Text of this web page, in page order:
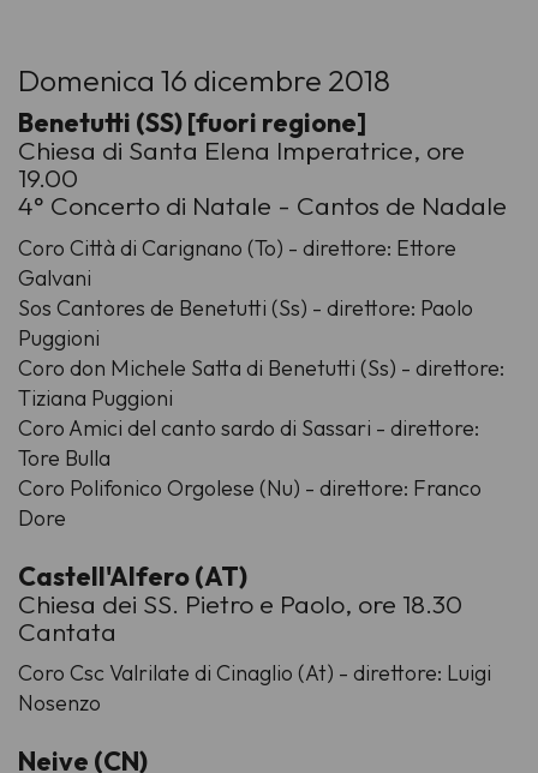
Domenica 16 dicembre 2018
Benetutti (SS) [fuori regione]
Chiesa di Santa Elena Imperatrice, ore
19.00
4° Concerto di Natale - Cantos de Nadale
Coro Città di Carignano (To) - direttore: Ettore
Galvani
Sos Cantores de Benetutti (Ss) - direttore: Paolo
Puggioni
Coro don Michele Satta di Benetutti (Ss) - direttore:
Tiziana Puggioni
Coro Amici del canto sardo di Sassari - direttore:
Tore Bulla
Coro Polifonico Orgolese (Nu) - direttore: Franco
Dore
Castell'Alfero (AT)
Chiesa dei SS. Pietro e Paolo, ore 18.30
Cantata
Coro Csc Valrilate di Cinaglio (At) - direttore: Luigi
Nosenzo
Neive (CN)